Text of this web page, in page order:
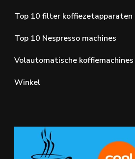
Top 10 filter koffiezetapparaten
Top 10 Nespresso machines
Volautomatische
Winkel